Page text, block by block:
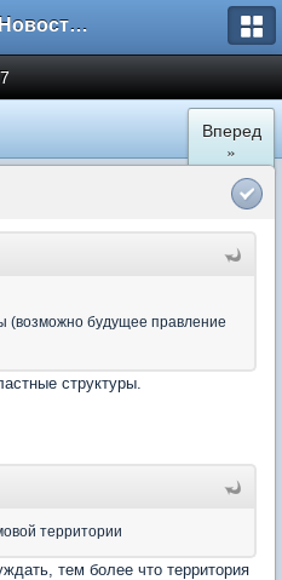
Форум Новостройки
Вперед
»
(возможно будущее правление
структуры.
территории
тем более что территория